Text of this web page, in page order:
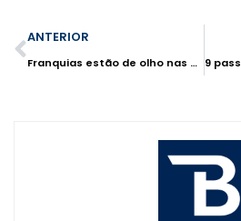
ANTERIOR
Franquias estão de olho nas cidades do interior